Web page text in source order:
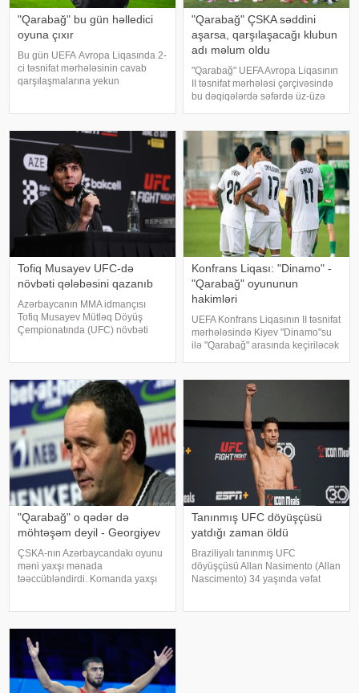
"Qarabağ" bu gün həlledici
oyuna çıxır
Bu gün UEFA Avropa Liqasında 2-
ci təsnifat mərhələsinin cavab
qarşılaşmalarına yekun
etdirəcək. Qurban Qurbanovun
rəhbərlik etdiy
"Qarabağ" ÇSKA səddini
aşarsa, qarşılaşacağı klubun
adı məlum oldu
"Qarabağ" UEFA Avropa Liqasının
II təsnifat mərhələsi çərçivəsində
bu dəqiqələrdə səfərdə üz-üzə
təqdirdə növbəti raundda İsrailin
"Makkabi"
Tofiq Musayev UFC-də
növbəti qələbəsini qazanıb
Azərbaycanın MMA idmançısı
Tofiq Musayev Mütləq Döyüş
Çempionatında (UFC) növbəti
slovakiyalı Lyudovit Kleynlə üz-
üzə gəlib. T. Musayev ikinc
Konfrans Liqası: "Dinamo" -
"Qarabağ" oyununun
hakimləri
UEFA Konfrans Liqasının II təsnifat
mərhələsində Kiyev "Dinamo"su
ilə "Qarabağ" arasında keçiriləcək
qarşılaşmanı danimarkalı FİFA
"Qarabağ" o qədər də
möhtəşəm deyil - Georgiyev
ÇSKA-nın Azərbaycandakı oyunu
məni yaxşı mənada
təəccübləndirdi. Komanda yaxşı
altında cəhənnəm idi. KONKRET.
-a istinadə
Tanınmış UFC döyüşçüsü
yatdığı zaman öldü
Braziliyalı tanınmış UFC
döyüşçüsü Allan Nasimento (Allan
Nascimento) 34 yaşında vəfat